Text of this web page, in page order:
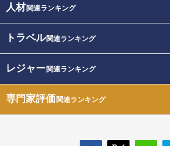
人材関連ランキング
トラベル関連ランキング
レジャー関連ランキング
専門家評価関連ランキング